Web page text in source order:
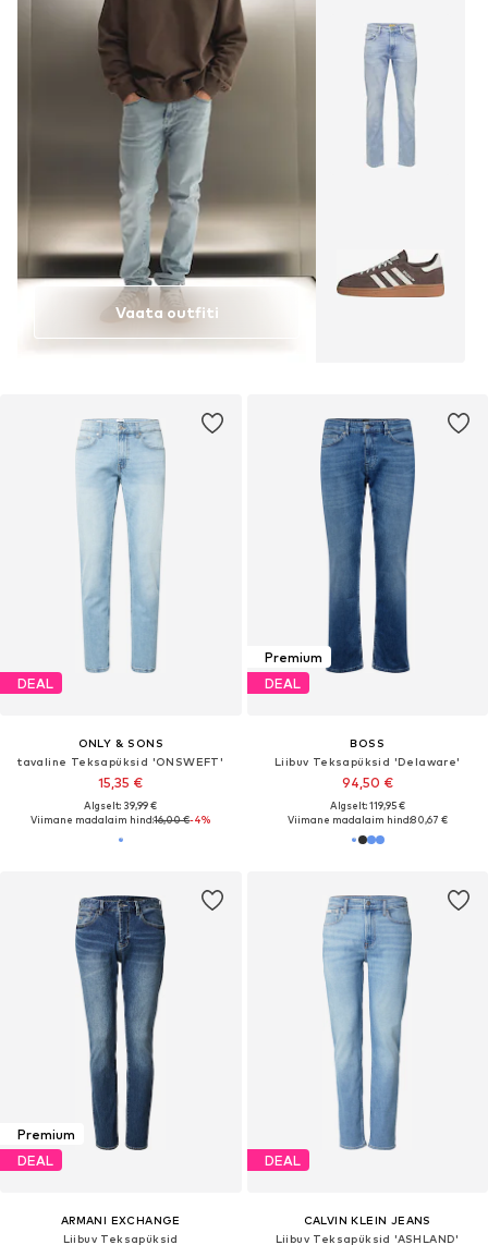
DEAL
ONLY & SONS
tavaline Teksapüksid 'ONSWEFT'
15,35 €
Algselt: 39,99 €
Viimane madalaim hind:16,00 €-4%
Premium
DEAL
BOSS
Liibuv Teksapüksid 'Delaware'
94,50 €
Algselt: 119,95 €
Viimane madalaim hind:80,67 €
Vaata outfiti
Premium
DEAL
ARMANI EXCHANGE
Liibuv Teksapüksid
DEAL
CALVIN KLEIN JEANS
Liibuv Teksapüksid 'ASHLAND'